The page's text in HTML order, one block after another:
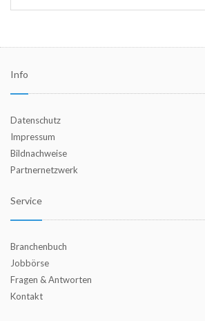
Info
Datenschutz
Impressum
Bildnachweise
Partnernetzwerk
Service
Branchenbuch
Jobbörse
Fragen & Antworten
Kontakt